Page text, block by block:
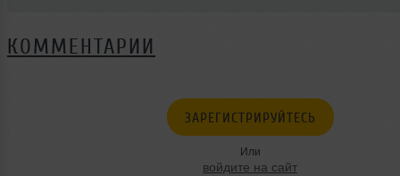
КОММЕНТАРИИ
ЗАРЕГИСТРИРУЙТЕСЬ
Или
войдите на сайт